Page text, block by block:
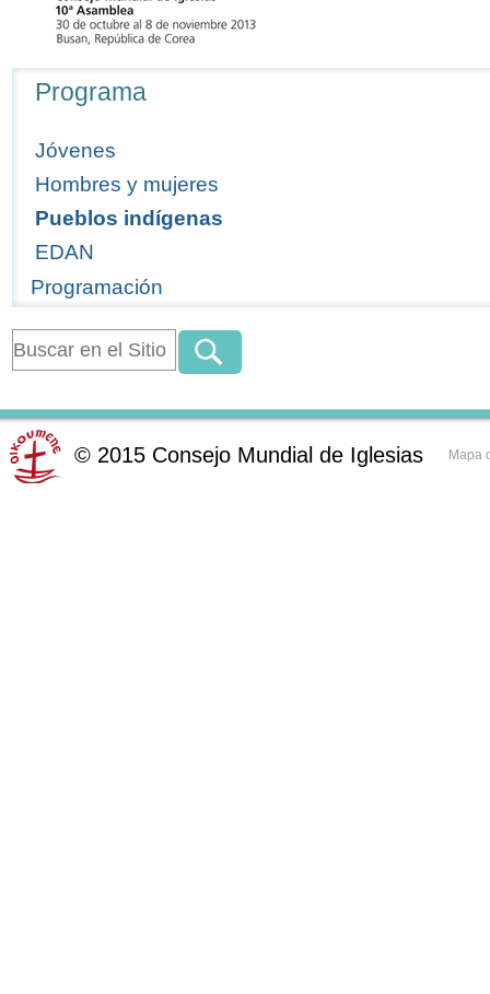
Programa
Jóvenes
Hombres y mujeres
Pueblos indígenas
EDAN
Programación
© 2015 Consejo Mundial de Iglesias Mapa